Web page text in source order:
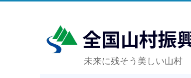
未来に残そう美しい山村